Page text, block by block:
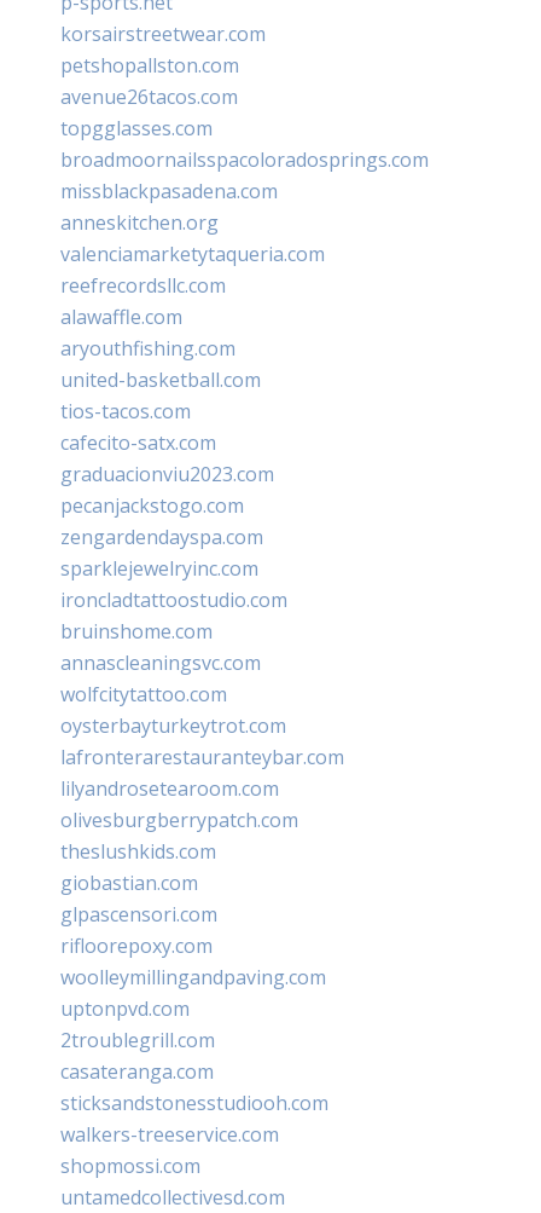
korsairstreetwear.com
petshopallston.com
avenue26tacos.com
topgglasses.com
broadmoornailsspacoloradosprings.com
missblackpasadena.com
anneskitchen.org
valenciamarketytaqueria.com
reefrecordsllc.com
alawaffle.com
aryouthfishing.com
united-basketball.com
tios-tacos.com
cafecito-satx.com
graduacionviu2023.com
pecanjackstogo.com
zengardendayspa.com
sparklejewelryinc.com
ironcladtattoostudio.com
bruinshome.com
annascleaningsvc.com
wolfcitytattoo.com
oysterbayturkeytrot.com
lafronterarestauranteybar.com
lilyandrosetearoom.com
olivesburgberrypatch.com
theslushkids.com
giobastian.com
glpascensori.com
rifloorepoxy.com
woolleymillingandpaving.com
uptonpvd.com
2troublegrill.com
casateranga.com
sticksandstonesstudiooh.com
walkers-treeservice.com
shopmossi.com
untamedcollectivesd.com